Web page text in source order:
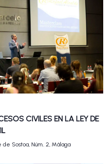
CIVILES EN LA LEY DE
de Sostoa, Núm.. 2, Málaga